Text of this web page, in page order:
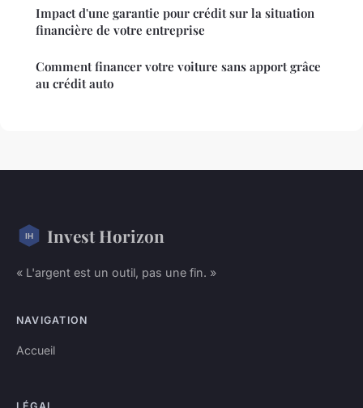
Impact d'une garantie pour crédit sur la situation
financière de votre entreprise
Comment financer votre voiture sans apport grâce
au crédit auto
Invest Horizon
« L'argent est un outil, pas une fin. »
NAVIGATION
Accueil